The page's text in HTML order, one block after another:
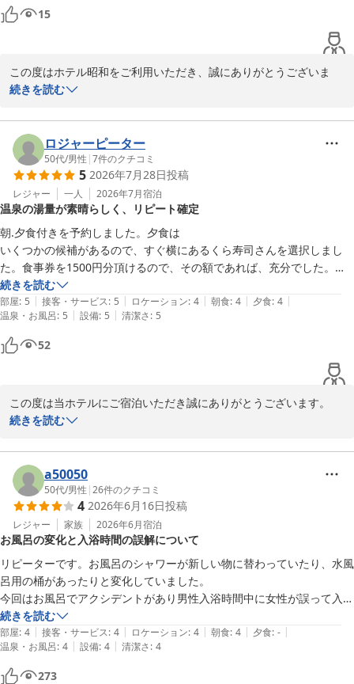
15
この度はホテル昭和をご利用いただき、誠にありがとうございま
す。
重ねて御礼申し上げます。
建物の古さにつきましてご不便をおかけした点もあったかと存じま
すが、
手入れや清掃についてお褒めのお言葉を頂戴し、大変励みになりま
す。
また、スタッフの接客や朝食の衛生面・味付けにつきましてもお気
に召していただけたようで安心いたしました。お客様に安心して快
適にお過ごしいただけるよう意識しておりますので、そのようにお
っしゃっていただけて嬉しく思います。
これからもお客様に気持ち良くお過ごしいただけるよう、
サービスの向上と清潔な環境づくりに努めてまいります。
また山梨にお越しの際は、ぜひ当ホテルにお立ち寄りくださいま
せ。
またのご来館を、スタッフ一同心よりお待ちしております。
昭和
ホテル 昭和＜山梨県＞
2026-08-04
続きを読む
ロジャーピーター
50代/男性 |7件のクチコミ
5 2026年7月28日投稿
レジャー 一人 2026年7月宿泊
温泉の湯量が素晴らしく、リピート確定
朝.夕食付きを予約しました。夕食は
いくつかの候補があるので、すぐ横にあるくら寿司さんを選択しまし
た。食事券を1500円分頂けるので、その額であれば、充分でした。
温泉は本当に素晴らしいの一言に尽きます。
もったいくらいの湯量で、本当に驚きます。
時間によっては、泡付きが驚きのお湯になります。
僕自身、今回で二回目の利用です。これからもお世話になります。必
ず。
続きを読む
部屋: 5 | 接客・サービス: 5 | ロケーション: 4 | 朝食: 4 | 夕食: 4 |
温泉・お風呂: 5 | 設備: 5 | 清潔さ: 5
52
この度は当ホテルにご宿泊いただき誠にありがとうございます。
夕食付きプランをお選び頂きましたが、いかがだったでしょうか？
ん、インドカレーやさんなどにご協力頂いて夕食プランを行ってお
ります。
全部、制覇するぞー！と意気込んでくださる方もいらっしゃって、
結構人気なんですよ。温泉もお褒め頂きまして嬉しく思います。
時間によって泡付きが変わると聞いて私も早速試したいですね。
自然のもののせいか、お湯がすごくまったりと濃く感じる時もあれ
ば、さらっとしていると感じる時もあります。共通しているのは、
かけ流しの温泉でいつも新鮮という事でしょうか。またぜひお越し
頂いて、ゆっくりと堪能していただければと思います。
ホテル 昭和＜山梨県＞
続きを読む
a50050
50代/男性 |26件のクチコミ
4 2026年6月16日投稿
レジャー 家族 2026年6月宿泊
お風呂の変化と入浴時間の誤解について
リピーターです。お風呂のシャワーが新しい物に替わっていたり、水風
呂用の桶があったりと変化していました。
今回はお風呂でアクシデントがあり男性入浴時間中に女性が誤って入っ
てきてしまいました。入り口にのれん以外に言葉で表示するなどのわか
りやすくした対策をした方が良いかとおまいます。
続きを読む
部屋: 4 | 接客・サービス: 4 | ロケーション: 4 | 朝食: 4 | 夕食: - |
温泉・お風呂: 4 | 設備: 4 | 清潔さ: 4
273